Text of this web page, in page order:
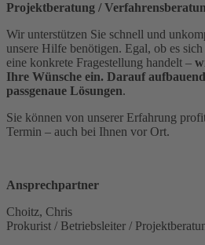
Projektberatung /
Wir unterstützen Sie schnell und
unsere Hilfe benötigen. Egal, ob es
eine konkrete Fragestellung handelt –
Ihre Wünsche ein. Darauf
passgenaue Lösungen.
Sie können von unserer Erfahrung
Termin – auch bei Ihnen vor Ort.
Ansprechpartner
Choitz, Chris
Prokurist / Betriebsleiter /